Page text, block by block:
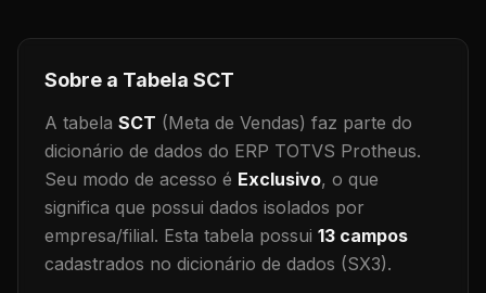
Sobre a Tabela SCT
A tabela SCT (Meta de Vendas) faz parte do
dicionário de dados do ERP TOTVS Protheus.
Seu modo de acesso é Exclusivo, o que
significa que possui dados isolados por
empresa/filial. Esta tabela possui 13 campos
cadastrados no dicionário de dados (SX3).